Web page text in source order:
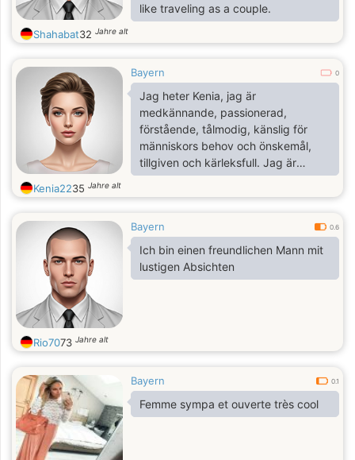
like traveling as a couple.
Shahabat32 Jahre alt
Bayern 0
Jag heter Kenia, jag är
medkännande, passionerad,
förstående, tålmodig, känslig för
människors behov och önskemål,
tillgiven och kärleksfull. Jag är
extremt familjefokuserad och stabil.
Kenia2235 Jahre alt
Bayern 0.6
Ich bin einen freundlichen Mann mit
lustigen Absichten
Rio7073 Jahre alt
Bayern 0.1
Femme sympa et ouverte très cool